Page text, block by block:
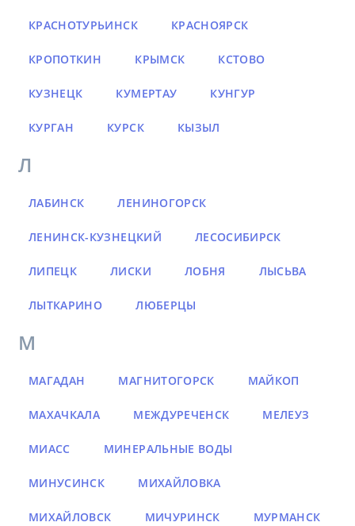
КРАСНОТУРЬИНСК КРАСНОЯРСК
КРОПОТКИН КРЫМСК КСТОВО
КУЗНЕЦК КУМЕРТАУ КУНГУР
КУРГАН КУРСК КЫЗЫЛ
Л
ЛАБИНСК ЛЕНИНОГОРСК
ЛЕНИНСК-КУЗНЕЦКИЙ ЛЕСОСИБИРСК
ЛИПЕЦК ЛИСКИ ЛОБНЯ ЛЫСЬВА
ЛЫТКАРИНО ЛЮБЕРЦЫ
М
МАГАДАН МАГНИТОГОРСК МАЙКОП
МАХАЧКАЛА МЕЖДУРЕЧЕНСК МЕЛЕУЗ
МИАСС МИНЕРАЛЬНЫЕ ВОДЫ
МИНУСИНСК МИХАЙЛОВКА
МИХАЙЛОВСК МИЧУРИНСК МУРМАНСК